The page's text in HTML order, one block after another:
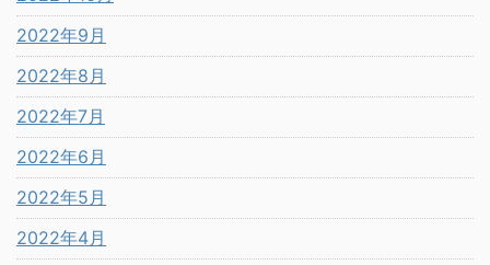
2022年9月
2022年8月
2022年7月
2022年6月
2022年5月
2022年4月